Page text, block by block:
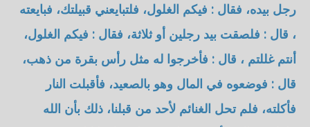
رجل بيده، فقال : فيكم الغلول، فلتبايعني قبيلتك، فبايعته
، قال : فلصقت بيد رجلين أو ثلاثة، فقال : فيكم الغلول،
أنتم غللتم ، قال : فأخرجوا له مثل رأس بقرة من ذهب،
قال : فوضعوه في المال وهو بالصعيد، فأقبلت النار
فأكلته، فلم تحل الغنائم لأحد من قبلنا، ذلك بأن الله